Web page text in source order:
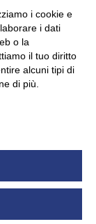
i cookie e
i dati
o la
il tuo diritto
alcuni tipi di
di più.